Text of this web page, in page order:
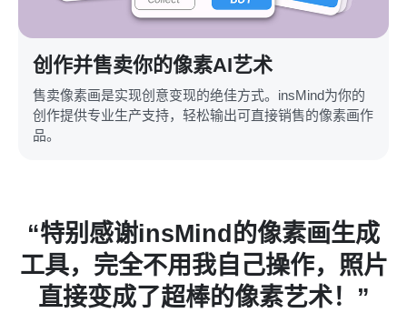
创作并售卖你的像素AI艺术
售卖像素画是实现创意变现的绝佳方式。insMind为你的
创作提供专业生产支持，轻松输出可直接销售的像素画作
品。
“特别感谢insMind的像素画生成
工具，完全不用我自己操作，照片
直接变成了超棒的像素艺术！”